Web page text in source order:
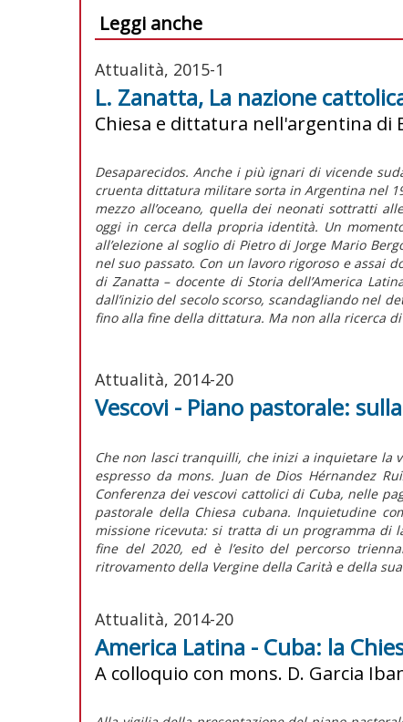
Leggi anche
Attualità, 2015-1
L. Zanatta, La nazione
Chiesa e dittatura nell'argentina di
Desaparecidos. Anche i più ignari di vicende
cruenta dittatura militare sorta in Argentina nel
mezzo all’oceano, quella dei neonati sottratti
oggi in cerca della propria identità. Un
all’elezione al soglio di Pietro di Jorge Mario
nel suo passato. Con un lavoro rigoroso e assai
di Zanatta – docente di Storia dell’America
dall’inizio del secolo scorso, scandagliando nel
fino alla fine della dittatura. Ma non alla ricerca
Attualità, 2014-20
Vescovi - Piano pastorale:
Che non lasci tranquilli, che inizi a inquietare la
espresso da mons. Juan de Dios Hérnandez
Conferenza dei vescovi cattolici di Cuba, nelle
pastorale della Chiesa cubana. Inquietudine
missione ricevuta: si tratta di un programma di
fine del 2020, ed è l’esito del percorso
ritrovamento della Vergine della Carità e della
Attualità, 2014-20
America Latina - Cuba: la
A colloquio con mons. D. Garcia